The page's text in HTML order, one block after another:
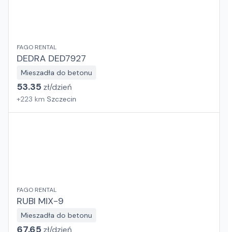
FAGO RENTAL
DEDRA DED7927
Mieszadła do betonu
53.35 zł/dzień
+223 km Szczecin
FAGO RENTAL
RUBI MIX-9
Mieszadła do betonu
67.65 zł/dzień